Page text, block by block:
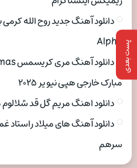
پست بعدی
Alpha
مبارک خارجی هپی نیو یر ۲۰۲۵
دانلود اهنگ مریم گل قد
دانلود آهنگ های میلاد
سرهم